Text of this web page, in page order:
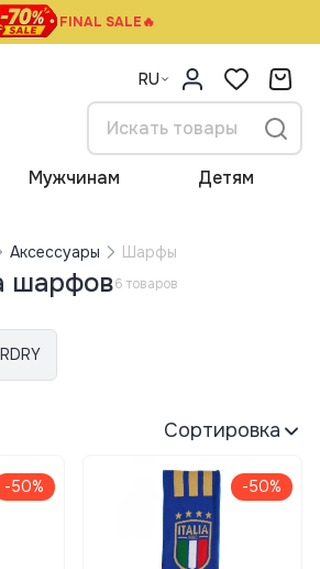
FINAL SALE🔥
RU
Мужчинам Детям
Аксессуары Шарфы
шарфов6 товаров
Сортировка
-50% -50%